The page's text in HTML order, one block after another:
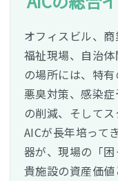
オフィスビル、
福祉現場、自治
の場所には、特有
悪臭対策、感染
の削減、そしてス
AICが長年培って
器が、現場の「困
貴施設の資産価